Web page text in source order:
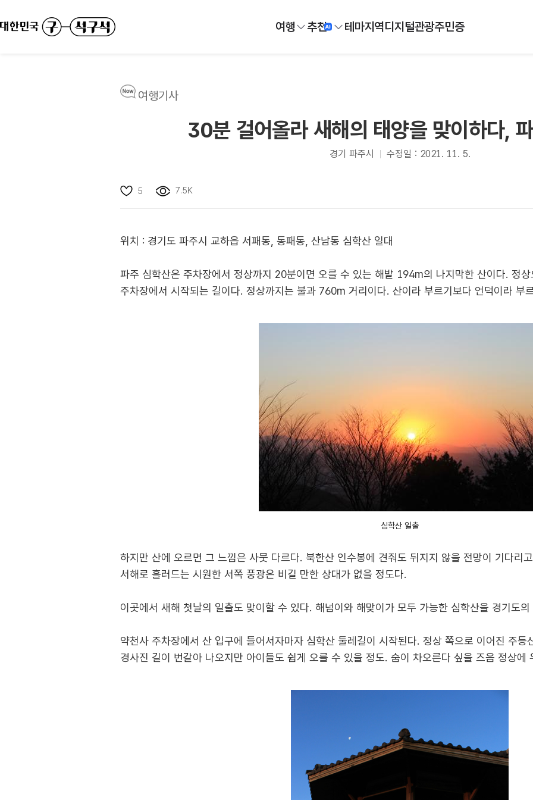
여행 추천 테마지역디지털관광주민증
여행기사
30분 걸어올라 새해의 태양을 맞이하다,
경기 파주시 수정일 : 2021. 11. 5.
5 7.5K
위치 : 경기도 파주시 교하읍 서패동, 동패동, 산남동 심학산 일대
파주 심학산은 주차장에서 정상까지 20분이면 오를 수 있는 해발 194m의 나지막한 산이다. 정
주차장에서 시작되는 길이다. 정상까지는 불과 760m 거리이다. 산이라 부르기보다 언덕이라 부
심학산 일출
하지만 산에 오르면 그 느낌은 사뭇 다르다. 북한산 인수봉에 견줘도 뒤지지 않을 전망이 기다리
서해로 흘러드는 시원한 서쪽 풍광은 비길 만한 상대가 없을 정도다.
이곳에서 새해 첫날의 일출도 맞이할 수 있다. 해넘이와 해맞이가 모두 가능한 심학산을 경기도
약천사 주차장에서 산 입구에 들어서자마자 심학산 둘레길이 시작된다. 정상 쪽으로 이어진 주등
경사진 길이 번갈아 나오지만 아이들도 쉽게 오를 수 있을 정도. 숨이 차오른다 싶을 즈음 정상에